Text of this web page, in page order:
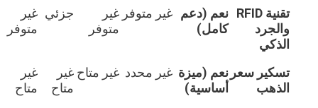
تقنية RFID
والجرد
الذكي
نعم (دعم
كامل)
غير متوفر غير
متوفر
جزئي غير
متوفر
تسكير سعر
الذهب
نعم (ميزة
أساسية)
غير محدد غير متاح غير
متاح
غير
متاح